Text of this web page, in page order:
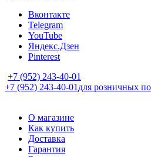
Вконтакте
Telegram
YouTube
Яндекс.Дзен
Pinterest
+7 (952) 243-40-01
+7 (952) 243-40-01 для розничных
О магазине
Как купить
Доставка
Гарантия